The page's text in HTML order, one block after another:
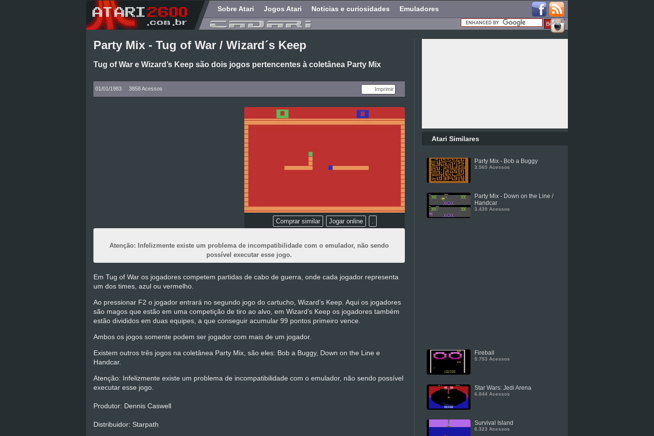
Sobre Atari Jogos Atari Noticias e curiosidades Emuladores
Party Mix - Tug of War / Wizard´s Keep
Tug of War e Wizard’s Keep são dois jogos pertencentes à coletânea Party Mix
01/01/1983 3858 Acessos Imprimir
Comprar similar Jogar online
Atenção: Infelizmente existe um problema de incompatibilidade com o emulador, não sendo
possível executar esse jogo.
Em Tug of War os jogadores competem partidas de cabo de guerra, onde cada jogador representa
um dos times, azul ou vermelho.
Ao pressionar F2 o jogador entrará no segundo jogo do cartucho, Wizard’s Keep. Aqui os jogadores
são magos que estão em uma competição de tiro ao alvo, em Wizard’s Keep os jogadores também
estão divididos em duas equipes, a que conseguir acumular 99 pontos primeiro vence.
Ambos os jogos somente podem ser jogador com mais de um jogador.
Existem outros três jogos na coletânea Party Mix, são eles: Bob a Buggy, Down on the Line e
Handcar.
Atenção: Infelizmente existe um problema de incompatibilidade com o emulador, não sendo possível
executar esse jogo.
Produtor: Dennis Caswell
Distribuidor: Starpath
Atari Similares
Party Mix - Bob a Buggy
3.565 Acessos
Party Mix - Down on the Line /
Handcar
3.439 Acessos
Fireball
5.753 Acessos
Star Wars: Jedi Arena
6.844 Acessos
Survival Island
6.323 Acessos